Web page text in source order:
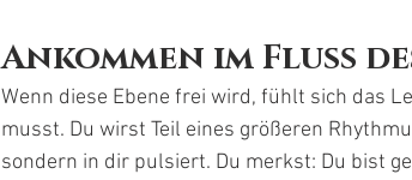
Ankommen im Fluss
Wenn diese Ebene frei wird, fühlt sich das
musst. Du wirst Teil eines größeren
sondern in dir pulsiert. Du merkst: Du bist